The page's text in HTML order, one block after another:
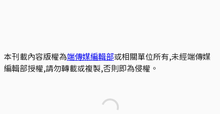
本刊載內容版權為端傳媒編輯部或相關單位所有,未經端傳媒
編輯部授權,請勿轉載或複製,否則即為侵權。